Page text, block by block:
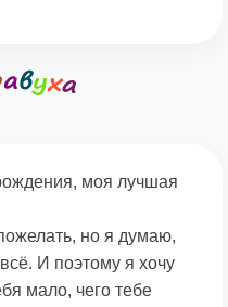
моя лучшая
но я думаю,
И поэтому я хочу
мало, чего тебе